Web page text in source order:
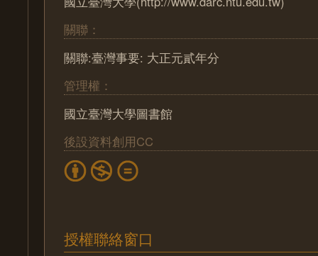
關聯：
關聯:臺灣事要: 大正元貳年分
管理權：
國立臺灣大學圖書館
後設資料創用CC
授權聯絡窗口